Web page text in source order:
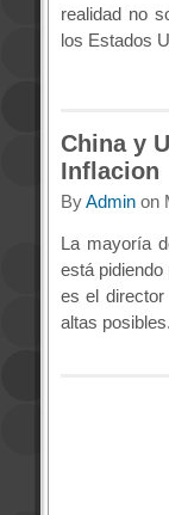
realidad no
los Estados
China y
Inflacion
ByAdminon
La mayoría
está
es el
altas